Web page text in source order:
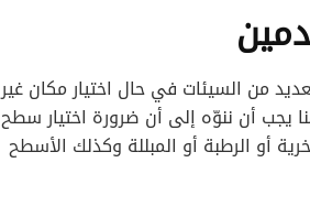
من السيئات في حال اختيار مكان غير
يجب أن ننوّه إلى أن ضرورة اختيار سطح
أو الرطبة أو المبللة وكذلك الأسطح